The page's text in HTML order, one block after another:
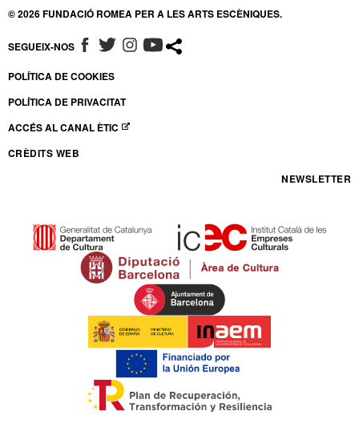
© 2026 FUNDACIÓ ROMEA PER A LES ARTS ESCÈNIQUES.
SEGUEIX-NOS ABRE EN NUEVA VENTANA
ABRE EN NUEVA VENTANA
ABRE EN NUEVA VENTANA
ABRE EN NUEVA VENTANA
POLÍTICA DE COOKIES
POLÍTICA DE PRIVACITAT
ACCÉS AL CANAL ÈTIC
ABRE EN NUEVA VENTANA
CRÈDITS WEB
NEWSLETTER